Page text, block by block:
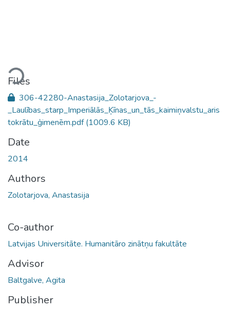
Files
306-42280-Anastasija_Zolotarjova_-
_Laulības_starp_Imperiālās_Ķīnas_un_tās_kaimiņvalstu_aris
tokrātu_ģimenēm.pdf(1009.6 KB)
Date
2014
Authors
Zolotarjova, Anastasija
Co-author
Latvijas Universitāte. Humanitāro zinātņu fakultāte
Advisor
Baltgalve, Agita
Publisher